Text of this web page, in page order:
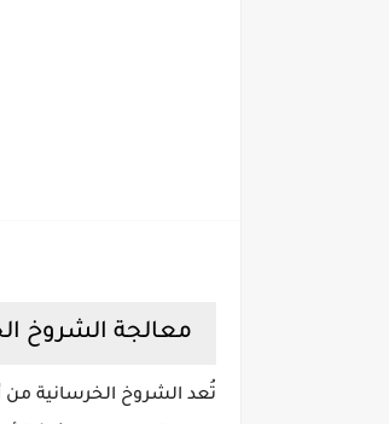
معالجة الشروخ
تُعد الشروخ الخرسانية من